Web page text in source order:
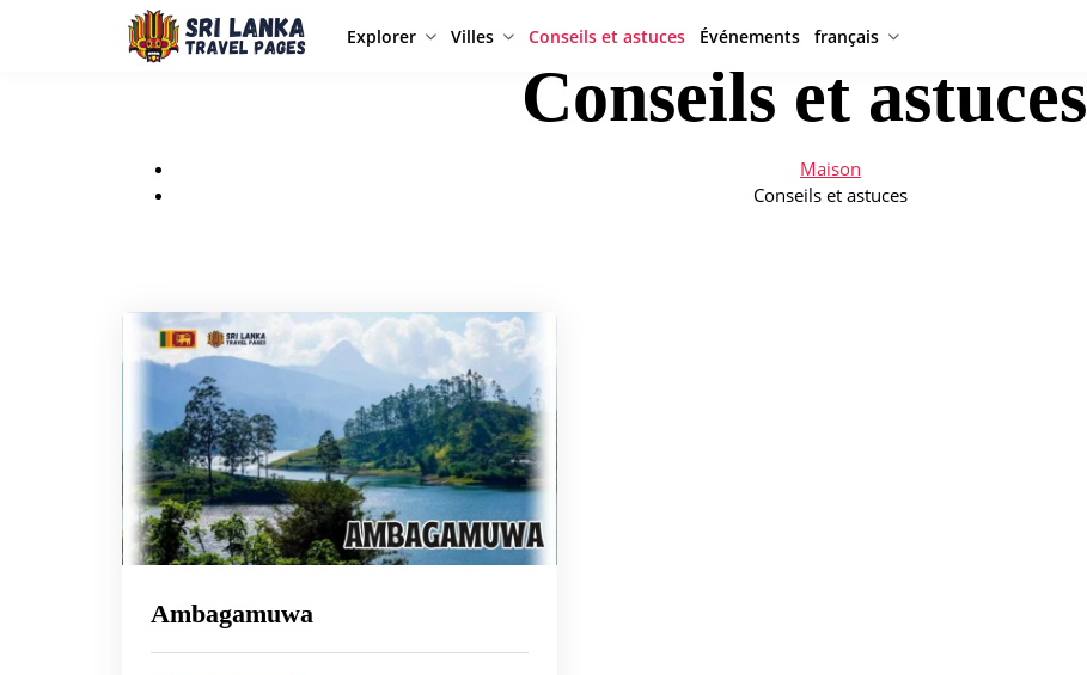
Explorer Villes Conseils et astuces Événements français
Conseils et astuces
Maison
Conseils et astuces
Ambagamuwa